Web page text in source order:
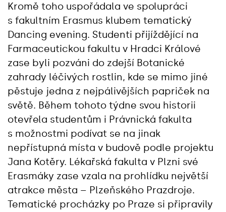
Kromě toho uspořádala ve spolupráci
s fakultním Erasmus klubem tematický
Dancing evening. Studenti přijíždějící na
Farmaceutickou fakultu v Hradci Králové
zase byli pozváni do zdejší Botanické
zahrady léčivých rostlin, kde se mimo jiné
pěstuje jedna z nejpálivějších papriček na
světě. Během tohoto týdne svou historii
otevřela studentům i Právnická fakulta
s možnostmi podívat se na jinak
nepřístupná místa v budově podle projektu
Jana Kotěry. Lékařská fakulta v Plzni své
Erasmáky zase vzala na prohlídku největší
atrakce města – Plzeňského Prazdroje.
Tematické procházky po Praze si připravily